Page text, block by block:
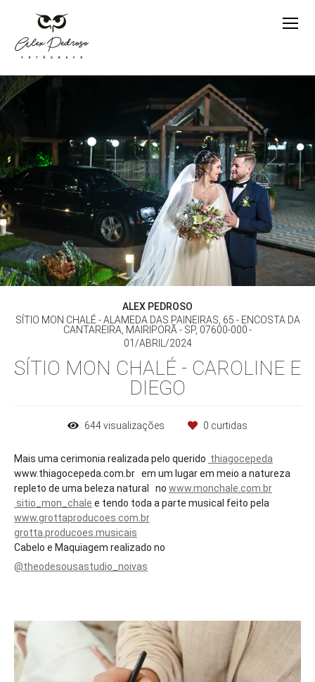
ALEX PEDROSO
SÍTIO MON CHALÉ - ALAMEDA DAS PAINEIRAS, 65 - ENCOSTA DA
CANTAREIRA, MAIRIPORÃ - SP, 07600-000
01/ABRIL/2024
SÍTIO MON CHALÉ - CAROLINE E
DIEGO
644visualizações 0 curtidas
Mais uma cerimonia realizada pelo querido thiagocepeda
www.thiagocepeda.com.br em um lugar em meio a natureza
repleto de uma beleza natural no www.monchale.com.br
sitio_mon_chale e tendo toda a parte musical feito pela
www.grottaproducoes.com.br
grotta.producoes.musicais
Cabelo e Maquiagem realizado no
@theodesousastudio_noivas